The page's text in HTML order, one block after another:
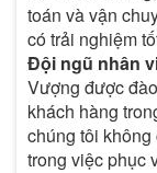
toán và vận
có trải nghiệm
Đội ngũ nhân
Vượng được
khách hàng
chúng tôi
trong việc phục